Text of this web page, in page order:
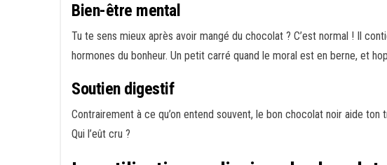
Bien-être mental
Tu te sens mieux après avoir mangé du chocolat ? C’est normal ! Il
hormones du bonheur. Un petit carré quand le moral est en berne, et
Soutien digestif
Contrairement à ce qu’on entend souvent, le bon chocolat noir aide
Qui l’eût cru ?